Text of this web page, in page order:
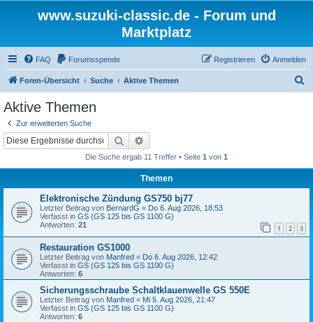
www.suzuki-classic.de - Forum und
Marktplatz
FAQ Forumsspende Anmelden
Registrieren
Foren-Übersicht Suche Aktive Themen
Aktive Themen
Zur erweiterten Suche
Suche
Die Suche ergab 11 Treffer • Seite 1 von 1
Themen
Elektronische Zündung GS750 bj77
Letzter Beitrag von BernardG « Do 6. Aug 2026, 18:53
Verfasst in GS (GS 125 bis GS 1100 G)
Antworten: 21 1 2 3
Restauration GS1000
Letzter Beitrag von Manfred « Do 6. Aug 2026, 12:42
Verfasst in GS (GS 125 bis GS 1100 G)
Antworten: 6
Sicherungsschraube Schaltklauenwelle GS 550E
Letzter Beitrag von Manfred « Mi 5. Aug 2026, 21:47
Verfasst in GS (GS 125 bis GS 1100 G)
Antworten: 6